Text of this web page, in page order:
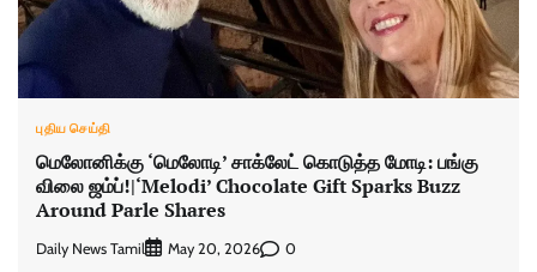
புதிய செய்தி
மெலோனிக்கு ‘மெலோடி’ சாக்லேட் கொடுத்த மோடி: பங்கு
விலை ஜம்ப்!|‘Melodi’ Chocolate Gift Sparks Buzz
Around Parle Shares
Daily News Tamil May 20, 2026 0